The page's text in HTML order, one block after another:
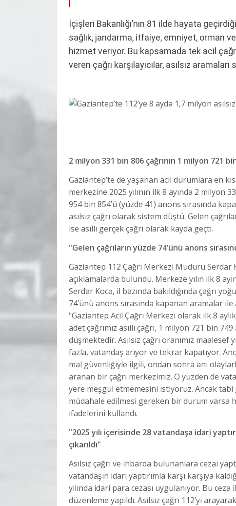
İçişleri Bakanlığı’nın 81 ilde hayata
sağlık, jandarma, itfaiye, emniyet, orman
hizmet veriyor. Bu kapsamada tek acil
veren çağrı karşılayıcılar, asılsız
2 milyon 331 bin 806 çağrının 1 milyon 721
Gaziantep’te de yaşanan acil durumlara en
merkezine 2025 yılının ilk 8 ayında 2 milyon
954 bin 854’ü (yüzde 41) anons sırasında
asılsız çağrı olarak sistem düştü. Gelen
ise asıllı gerçek çağrı olarak kayda geçti.
"Gelen çağrıların yüzde 74’ünü anons
Gaziantep 112 Çağrı Merkezi Müdürü Serdar
açıklamalarda bulundu. Merkeze yılın ilk 8
Serdar Koca, il bazında bakıldığında çağrı
74’ünü anons sırasında kapanan aramalar
"Gaziantep Acil Çağrı Merkezi olarak ilk 8
adet çağrımız asıllı çağrı, 1 milyon 721 bin
düşmektedir. Asılsız çağrı oranımız maalesef
fazla, vatandaş arıyor ve tekrar kapatıyor.
mal güvenliğiyle ilgili, ondan sonra ani
aranan bir çağrı merkezimiz. O yüzden de
yere meşgul etmemesini istiyoruz. Ancak
müdahale edilmesi gereken bir durum varsa
ifadelerini kullandı.
"2025 yılı içerisinde 28 vatandaşa idari
çıkarıldı"
Asılsız çağrı ve ihbarda bulunanlara cezai
vatandaşın idari yaptırımla karşı karşıya
yılında idari para cezası uygulanıyor. Bu
düzenleme yapıldı. Asılsız çağrı 112’yi